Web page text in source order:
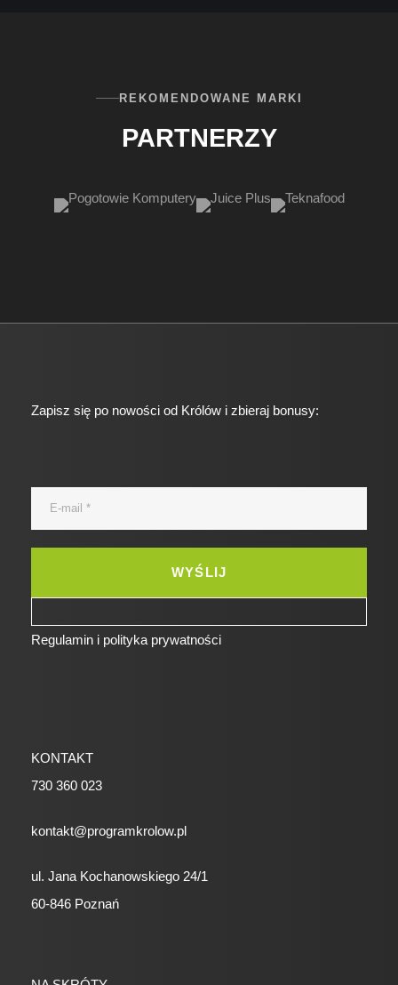
REKOMENDOWANE MARKI
PARTNERZY
Zapisz się po nowości od Królów i zbieraj bonusy:
Regulamin i polityka prywatności
KONTAKT
730 360 023
kontakt@programkrolow.pl
ul. Jana Kochanowskiego 24/1
60-846 Poznań